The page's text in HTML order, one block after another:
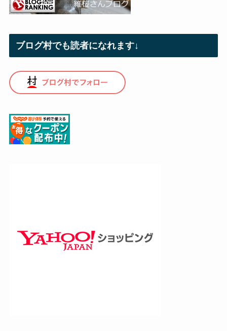
ブログ村でも読者になれます↓